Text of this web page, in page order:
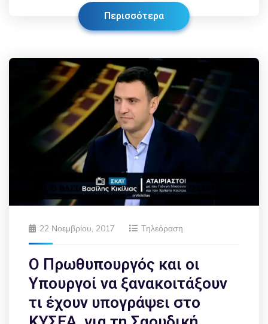
Περισσότερα
22 Νοεμβρίου, 2017 Τηλεόραση
Ο Πρωθυπουργός και οι
Υπουργοί να ξανακοιτάξουν
τι έχουν υπογράψει στο